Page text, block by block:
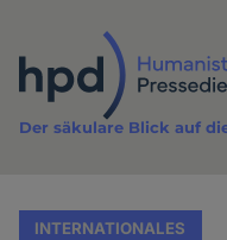
Inhalt
Der säkulare Blick auf
INTERNATIONALES